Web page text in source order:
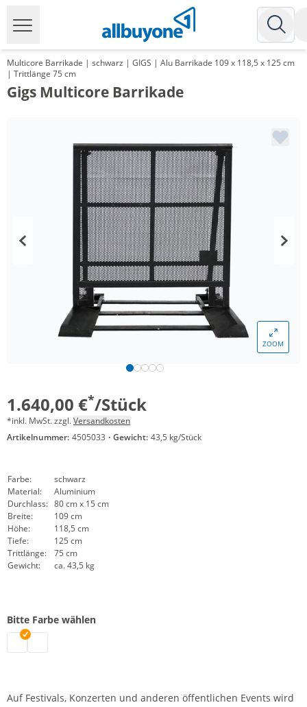
Multicore Barrikade | schwarz | GIGS | Alu Barrikade 109 x 118,5 x 125 cm
| Trittlänge 75 cm
Gigs Multicore Barrikade
ZOOM
1.640,00 €*/Stück
*inkl. MwSt. zzgl.Versandkosten
Artikelnummer: 4505033 · Gewicht: 43,5 kg/Stück
Farbe:
schwarz
Material:
Aluminium
Durchlass: 80 cm x 15 cm
Breite:
109 cm
Höhe:
118,5 cm
Tiefe:
125 cm
Trittlänge:
75 cm
Gewicht:
ca. 43,5 kg
Bitte Farbe wählen
Multicore Barrikade | schwarz
Multicore Barrikade | silber
Auf Festivals, Konzerten und anderen öffentlichen Events wird